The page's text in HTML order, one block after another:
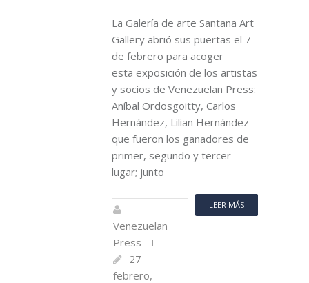
La Galería de arte Santana Art
Gallery abrió sus puertas el 7
de febrero para acoger
esta exposición de los artistas
y socios de Venezuelan Press:
Aníbal Ordosgoitty, Carlos
Hernández, Lilian Hernández
que fueron los ganadores de
primer, segundo y tercer
lugar; junto
LEER MÁS
Venezuelan
Press
27
febrero,